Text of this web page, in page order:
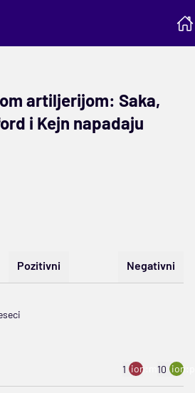
artiljerijom: Saka,
i Kejn napadaju
Pozitivni Negativni
1 ion:minus
10